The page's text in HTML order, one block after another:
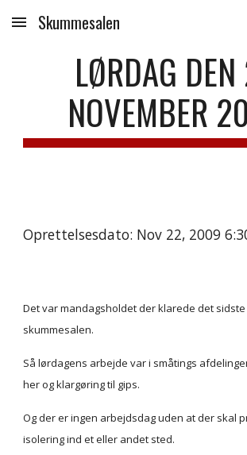
Skip to main content
Skummesalen
LØRDAG DEN
NOVEMBER
Oprettelsesdato: Nov 22, 2009
Det var mandagsholdet der klarede det
skummesalen.
Så lørdagens arbejde var i småtings
her og klargøring til gips.
Og der er ingen arbejdsdag uden at der skal
isolering ind et eller andet sted.